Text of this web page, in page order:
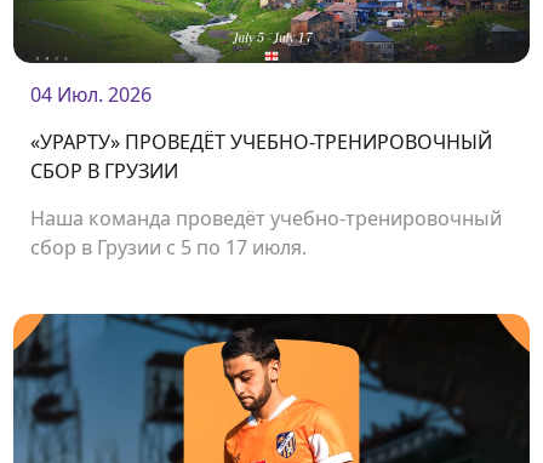
04 Июл. 2026
«УРАРТУ» ПРОВЕДЁТ УЧЕБНО-ТРЕНИРОВОЧНЫЙ
СБОР В ГРУЗИИ
Наша команда проведёт учебно-тренировочный
сбор в Грузии с 5 по 17 июля.